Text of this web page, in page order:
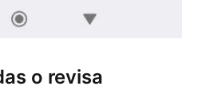
o revisa